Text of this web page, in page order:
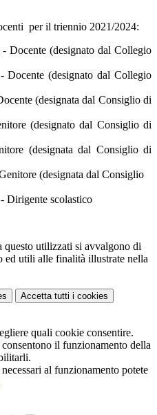
per il triennio 2021/2024:
Docente (designato dal Collegio
Docente (designato dal Collegio
(designata dal Consiglio di
(designato dal Consiglio di
(designata dal Consiglio di
(designata dal Consiglio
Dirigente scolastico
questo utilizzati si avvalgono di
ed utili alle finalità illustrate nella
Accetta tutti i cookies
quali cookie consentire.
il funzionamento della
al funzionamento potete